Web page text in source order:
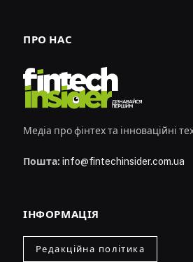
ПРО НАС
Медіа про фінтех та інноваційні
Пошта: info@fintechinsider.com.ua
ІНФОРМАЦІЯ
Редакційна політика